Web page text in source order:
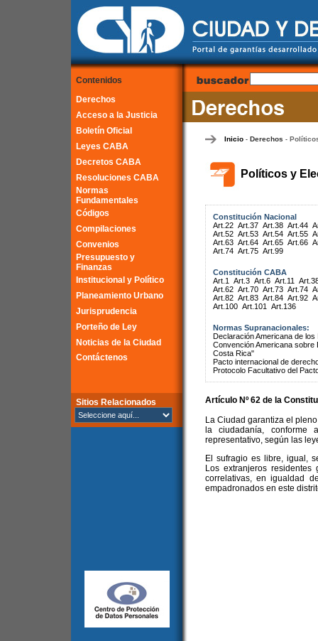
Contenidos
Derechos
Acceso a la Justicia
Boletín Oficial
Leyes CABA
Decretos CABA
Resoluciones CABA
Normas
Fundamentales
Códigos
Compilaciones
Convenios
Presupuesto y
Finanzas
Institucional y Político
Planeamiento Urbano
Jurisprudencia
Porteño de Ley
Noticias de la Ciudad
Contáctenos
Sitios Relacionados
Inicio- Derechos -
Políticos y
Constitución Nacional
Art.22 Art.37 Art.38 Art.44
Art.52 Art.53 Art.54 Art.55
Art.63 Art.64 Art.65 Art.66
Art.74 Art.75 Art.99
Constitución CABA
Art.1
Art.3 Art.6 Art.11
Art.62 Art.70 Art.73 Art.74
Art.82 Art.83 Art.84 Art.92
Art.100 Art.101 Art.136
Normas Supranacionales:
Declaración Americana de
Convención Americana
Costa Rica"
Pacto internacional de
Protocolo Facultativo del
Artículo Nº 62 de la
La Ciudad garantiza el
la ciudadanía, conforme
representativo, según las
El sufragio es libre, igual,
Los extranjeros
correlativas, en igualdad
empadronados en este